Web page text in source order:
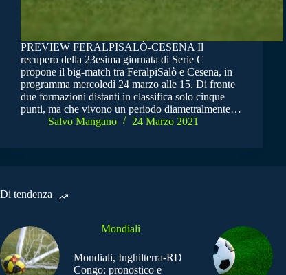
PREVIEW FERALPISALÒ-CESENA Il
recupero della 23esima giornata di Serie C
propone il big-match tra FeralpiSalò e Cesena, in
programma mercoledì 24 marzo alle 15. Di fronte
due formazioni distanti in classifica solo cinque
punti, ma che vivono un periodo diametralmente…
Salvo Mangano
24 Marzo 2021
Di tendenza
Mondiali
Mondiali, Inghilterra-RD
Congo: pronostico e